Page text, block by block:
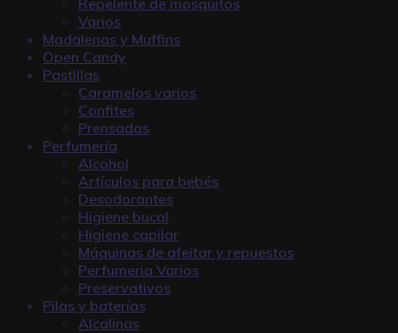
Varios
Madalenas y Muffins
Open Candy
Pastillas
Caramelos varios
Confites
Prensadas
Perfumería
Alcohol
Artículos para bebés
Desodorantes
Higiene bucal
Higiene capilar
Máquinas de afeitar y repuestos
Perfumeria Varios
Preservativos
Pilas y baterías
Alcalinas